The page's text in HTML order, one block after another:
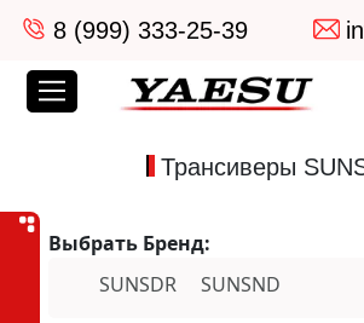
8 (999) 333-25-39
Трансиверы
Выбрать Бренд:
SUNSDR
SUNSND